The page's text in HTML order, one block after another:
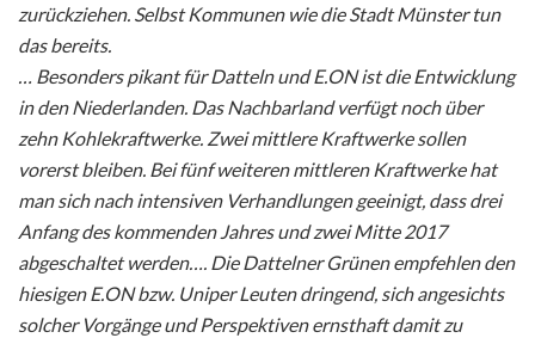
zurückziehen. Selbst Kommunen wie die Stadt Münster tun
das bereits.
… Besonders pikant für Datteln und E.ON ist die Entwicklung
in den Niederlanden. Das Nachbarland verfügt noch über
zehn Kohlekraftwerke. Zwei mittlere Kraftwerke sollen
vorerst bleiben. Bei fünf weiteren mittleren Kraftwerke hat
man sich nach intensiven Verhandlungen geeinigt, dass drei
Anfang des kommenden Jahres und zwei Mitte 2017
abgeschaltet werden…. Die Dattelner Grünen empfehlen den
hiesigen E.ON bzw. Uniper Leuten dringend, sich angesichts
solcher Vorgänge und Perspektiven ernsthaft damit zu